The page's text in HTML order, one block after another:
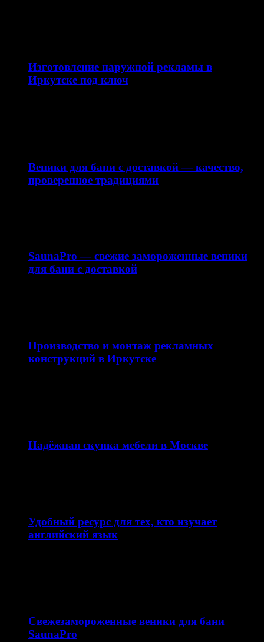
Изготовление наружной рекламы в
Иркутске под ключ
Веники для бани с доставкой — качество,
проверенное традициями
SaunaPro — свежие замороженные веники
для бани с доставкой
Производство и монтаж рекламных
конструкций в Иркутске
Надёжная скупка мебели в Москве
Удобный ресурс для тех, кто изучает
английский язык
Свежезамороженные веники для бани
SaunaPro